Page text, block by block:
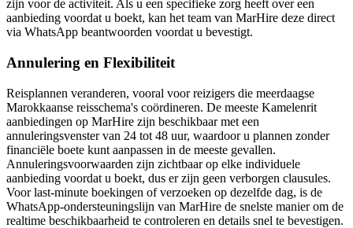
zijn voor de activiteit. Als u een specifieke zorg heeft over een
aanbieding voordat u boekt, kan het team van MarHire deze direct
via WhatsApp beantwoorden voordat u bevestigt.
Annulering en Flexibiliteit
Reisplannen veranderen, vooral voor reizigers die meerdaagse
Marokkaanse reisschema's coördineren. De meeste Kamelenrit
aanbiedingen op MarHire zijn beschikbaar met een
annuleringsvenster van 24 tot 48 uur, waardoor u plannen zonder
financiële boete kunt aanpassen in de meeste gevallen.
Annuleringsvoorwaarden zijn zichtbaar op elke individuele
aanbieding voordat u boekt, dus er zijn geen verborgen clausules.
Voor last-minute boekingen of verzoeken op dezelfde dag, is de
WhatsApp-ondersteuningslijn van MarHire de snelste manier om de
realtime beschikbaarheid te controleren en details snel te bevestigen.